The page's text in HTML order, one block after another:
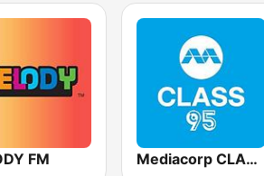
FM Mediacorp CLASS 95